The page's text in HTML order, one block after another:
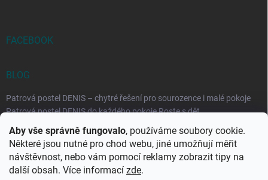
Aby vše správně fungovalo, používáme soubory cookie.
Některé jsou nutné pro chod webu, jiné umožňují měřit
návštěvnost, nebo vám pomocí reklamy zobrazit tipy na
další obsah. Více informací zde.
FACEBOOK
BLOG
Patrová postel DENIS – chytré řešení pro sourozence i malé pokoje
Patrová postel DENIS do každého pokoje Roste s dět...
Rozkládací postele RELAX – ideální řešení pro malé prostory i
každodenní spaní
Rozkládací postel, která se přizpůsobí vašemu živo...